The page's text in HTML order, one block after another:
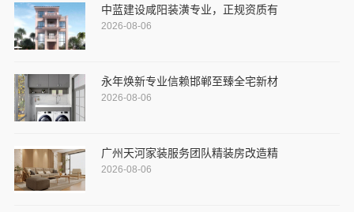
中蓝建设咸阳装潢专业，正规资质有
2026-08-06
永年焕新专业信赖邯郸至臻全宅新材
2026-08-06
广州天河家装服务团队精装房改造精
2026-08-06